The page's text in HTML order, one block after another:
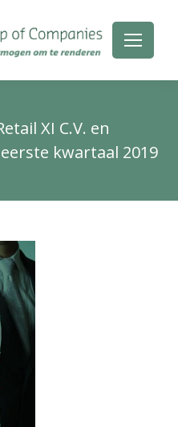
XI C.V. en
kwartaal 2019